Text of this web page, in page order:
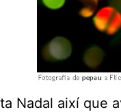
Nadal així que